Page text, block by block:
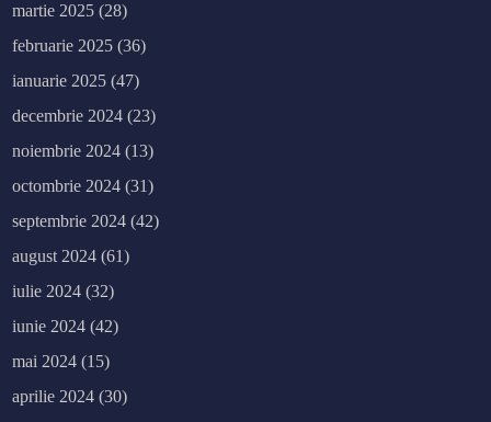
martie 2025 (28)
februarie 2025 (36)
ianuarie 2025 (47)
decembrie 2024 (23)
noiembrie 2024 (13)
octombrie 2024 (31)
septembrie 2024 (42)
august 2024 (61)
iulie 2024 (32)
iunie 2024 (42)
mai 2024 (15)
aprilie 2024 (30)